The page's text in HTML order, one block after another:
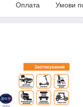
Оплата Умови